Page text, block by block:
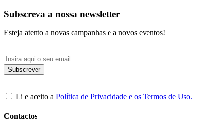
Subscreva a nossa newsletter
Esteja atento a novas campanhas e a novos eventos!
Li e aceito a Política de Privacidade e os Termos de Uso.
Contactos